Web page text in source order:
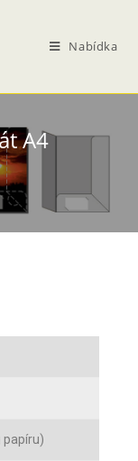
Nabídka
A4
papíru)